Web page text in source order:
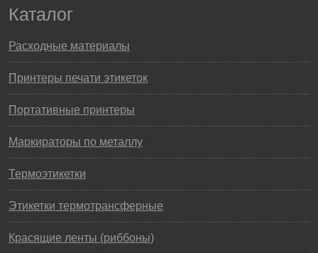
Каталог
Расходные материалы
Принтеры печати этикеток
Портативные принтеры
Маркираторы по металлу
Термоэтикетки
Этикетки термотрансферные
Красящие ленты (риббоны)